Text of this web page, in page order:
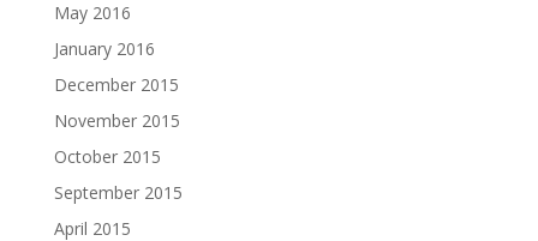
May 2016
January 2016
December 2015
November 2015
October 2015
September 2015
April 2015